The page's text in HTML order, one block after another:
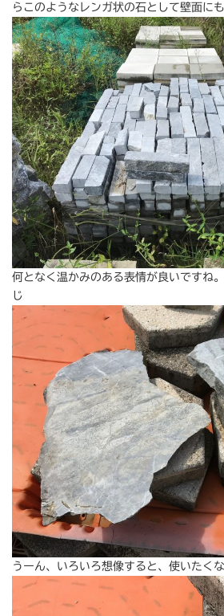
らこのようなレンガ状の石として壁面にも
何となく温かみのある表情が良いですね
じ
うーん、いろいろ想像すると、使いたく